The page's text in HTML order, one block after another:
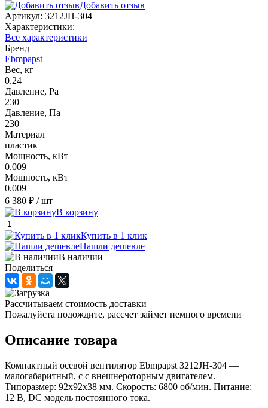
Добавить отзыв
Артикул: 3212JH-304
Характеристики:
Все характеристики
Бренд
Ebmpapst
Вес, кг
0.24
Давление, Pa
230
Давление, Па
230
Материал
пластик
Мощность, кВт
0.009
Мощность, кВт
0.009
6 380 ₽ / шт
В корзину
Купить в 1 клик
Нашли дешевле
В наличии
Поделиться
Рассчитываем стоимость доставки
Пожалуйста подождите, рассчет займет немного времени
Описание товара
Компактный осевой вентилятор Ebmpapst 3212JH-304 —
малогабаритный, с с внешнероторным двигателем.
Типоразмер: 92x92x38 мм. Скорость: 6800 об/мин. Питание:
12 В, DC модель постоянного тока.